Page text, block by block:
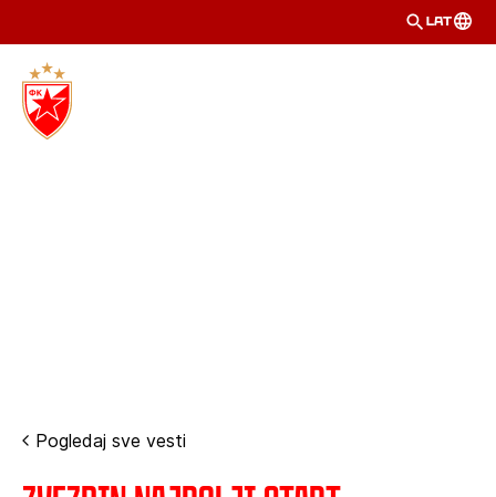
LAT
Pogledaj sve vesti